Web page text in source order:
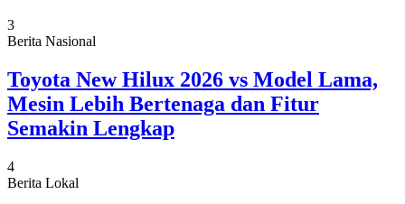
3
Berita Nasional
Toyota New Hilux 2026 vs Model Lama,
Mesin Lebih Bertenaga dan Fitur
Semakin Lengkap
4
Berita Lokal